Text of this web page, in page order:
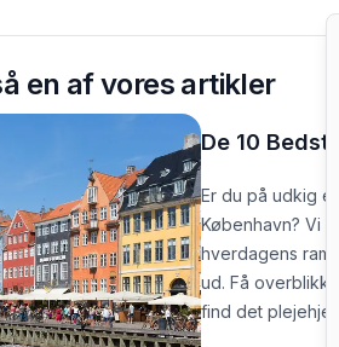
en af vores artikler
De 10
Er du på udkig
København? Vi
hverdagens
ud. Få
find det